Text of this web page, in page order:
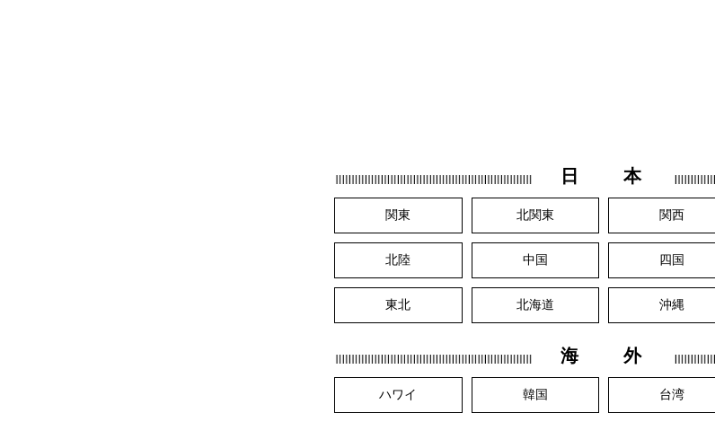
日 本
関東 北関東 関西
北陸 中国 四国
東北 北海道 沖縄
海 外
ハワイ 韓国 台湾